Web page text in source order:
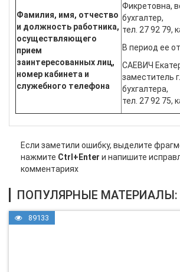
Фамилия, имя, отчество
и должность работника,
осуществляющего
прием
заинтересованных лиц,
номер кабинета и
служебного телефона
Фикретовна,
бухгалтер,
тел. 27 92 79,
В период ее
САЕВИЧ
заместитель
бухгалтера,
тел. 27 92 75,
Если заметили ошибку, выделите
нажмите Ctrl+Enter и напишите
комментариях
ПОПУЛЯРНЫЕ МАТЕРИАЛЫ:
89133